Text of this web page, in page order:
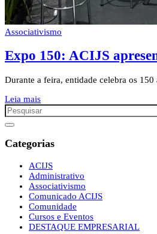
Associativismo
Expo 150: ACIJS
Durante a feira, entidade celebra os
Leia mais
Categorias
ACIJS
Administrativo
Associativismo
Comunicado ACIJS
Comunidade
Cursos e Eventos
DESTAQUE EMPRESARIAL